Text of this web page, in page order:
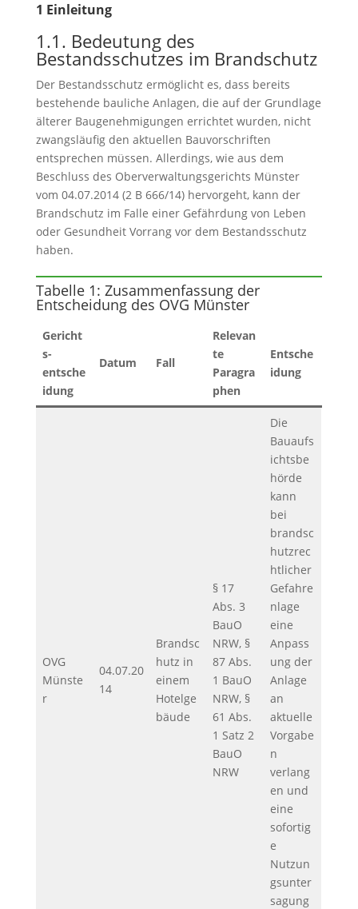
1 Einleitung
1.1. Bedeutung des
Bestandsschutzes im Brandschutz
Der Bestandsschutz ermöglicht es, dass bereits
bestehende bauliche Anlagen, die auf der Grundlage
älterer Baugenehmigungen errichtet wurden, nicht
zwangsläufig den aktuellen Bauvorschriften
entsprechen müssen. Allerdings, wie aus dem
Beschluss des Oberverwaltungsgerichts Münster
vom 04.07.2014 (2 B 666/14) hervorgeht, kann der
Brandschutz im Falle einer Gefährdung von Leben
oder Gesundheit Vorrang vor dem Bestandsschutz
haben.
Tabelle 1: Zusammenfassung der
Entscheidung des OVG Münster
Gericht
s-
entsche
idung
Datum Fall
Relevan
te
Paragra
phen
Entsche
idung
OVG
Münste
r
04.07.20
14
Brandsc
hutz in
einem
Hotelge
bäude
§ 17
Abs. 3
BauO
NRW, §
87 Abs.
1 BauO
NRW, §
61 Abs.
1 Satz 2
BauO
NRW
Die
Bauaufs
ichtsbe
hörde
kann
bei
brandsc
hutzrec
htlicher
Gefahre
nlage
eine
Anpass
ung der
Anlage
an
aktuelle
Vorgabe
n
verlang
en und
eine
sofortig
e
Nutzun
gsunter
sagung